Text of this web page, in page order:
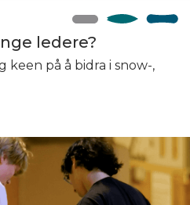
ledere?
keen på å bidra i snow-,